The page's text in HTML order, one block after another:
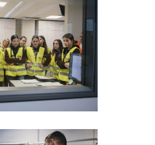
LINGUA
ITALIANO
FRANÇAIS